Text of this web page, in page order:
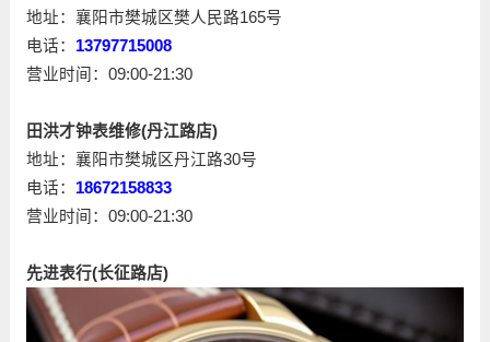
地址：襄阳市樊城区樊人民路165号
电话： 13797715008
营业时间：09:00-21:30
田洪才钟表维修(丹江路店)
地址：襄阳市樊城区丹江路30号
电话： 18672158833
营业时间：09:00-21:30
先进表行(长征路店)